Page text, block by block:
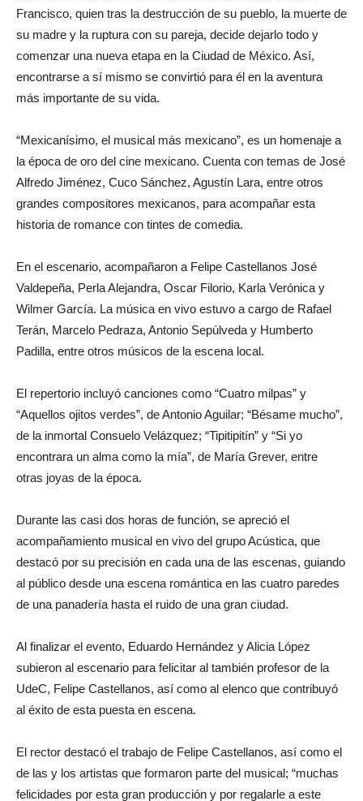
Francisco, quien tras la destrucción de su pueblo, la muerte de
su madre y la ruptura con su pareja, decide dejarlo todo y
comenzar una nueva etapa en la Ciudad de México. Así,
encontrarse a sí mismo se convirtió para él en la aventura
más importante de su vida.
“Mexicanísimo, el musical más mexicano”, es un homenaje a
la época de oro del cine mexicano. Cuenta con temas de José
Alfredo Jiménez, Cuco Sánchez, Agustín Lara, entre otros
grandes compositores mexicanos, para acompañar esta
historia de romance con tintes de comedia.
En el escenario, acompañaron a Felipe Castellanos José
Valdepeña, Perla Alejandra, Oscar Filorio, Karla Verónica y
Wilmer García. La música en vivo estuvo a cargo de Rafael
Terán, Marcelo Pedraza, Antonio Sepúlveda y Humberto
Padilla, entre otros músicos de la escena local.
El repertorio incluyó canciones como “Cuatro milpas” y
“Aquellos ojitos verdes”, de Antonio Aguilar; “Bésame mucho”,
de la inmortal Consuelo Velázquez; “Tipitipitín” y “Si yo
encontrara un alma como la mía”, de María Grever, entre
otras joyas de la época.
Durante las casi dos horas de función, se apreció el
acompañamiento musical en vivo del grupo Acústica, que
destacó por su precisión en cada una de las escenas, guiando
al público desde una escena romántica en las cuatro paredes
de una panadería hasta el ruido de una gran ciudad.
Al finalizar el evento, Eduardo Hernández y Alicia López
subieron al escenario para felicitar al también profesor de la
UdeC, Felipe Castellanos, así como al elenco que contribuyó
al éxito de esta puesta en escena.
El rector destacó el trabajo de Felipe Castellanos, así como el
de las y los artistas que formaron parte del musical; “muchas
felicidades por esta gran producción y por regalarle a este